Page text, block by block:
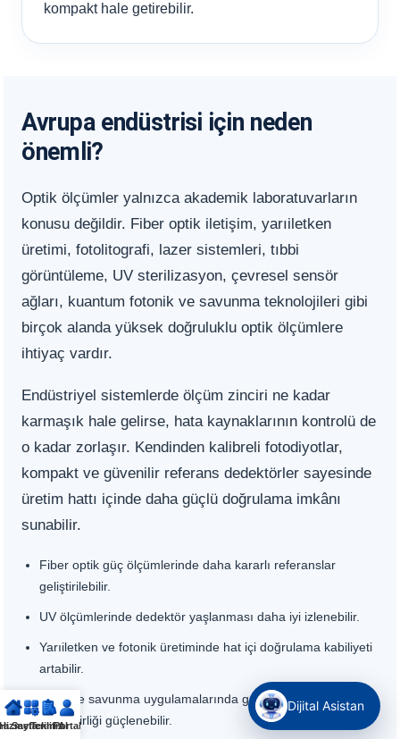
kompakt hale getirebilir.
Avrupa endüstrisi için neden
önemli?
Optik ölçümler yalnızca akademik laboratuvarların
konusu değildir. Fiber optik iletişim, yarıiletken
üretimi, fotolitografi, lazer sistemleri, tıbbi
görüntüleme, UV sterilizasyon, çevresel sensör
ağları, kuantum fotonik ve savunma teknolojileri gibi
birçok alanda yüksek doğruluklu optik ölçümlere
ihtiyaç vardır.
Endüstriyel sistemlerde ölçüm zinciri ne kadar
karmaşık hale gelirse, hata kaynaklarının kontrolü de
o kadar zorlaşır. Kendinden kalibreli fotodiyotlar,
kompakt ve güvenilir referans dedektörler sayesinde
üretim hattı içinde daha güçlü doğrulama imkânı
sunabilir.
Fiber optik güç ölçümlerinde daha kararlı referanslar
geliştirilebilir.
UV ölçümlerinde dedektör yaşlanması daha iyi izlenebilir.
Yarıiletken ve fotonik üretiminde hat içi doğrulama kabiliyeti
artabilir.
Uzay ve savunma uygulamalarında görev süresince ölçüm
güvenilirliği güçlenebilir.
Sayfa
Hizmetlerimiz
Teklif AlPortal
Dijital Asistan